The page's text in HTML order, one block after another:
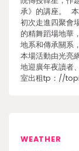
承》的講座。 本
初次走進四聚會
的精舞蹈場地華
地系和傳承關系
本場活動由光亮
地迎廣年夜讀者
室出租tp：//
WEATHER